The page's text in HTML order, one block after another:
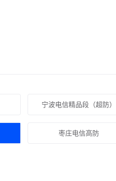
宁波电信精品段（超防）
枣庄电信高防